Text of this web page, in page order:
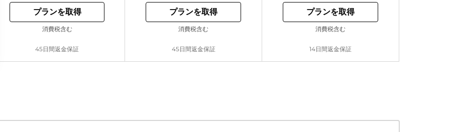
プランを取得
45日間返金保証
消費税含む
プランを取得
45日間返金保証
消費税含む
プランを取得
14日間返金保証
消費税含む